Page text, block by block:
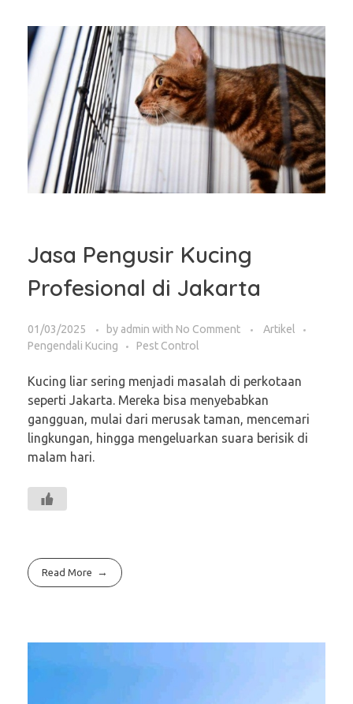
Jasa Pengusir Kucing
Profesional di Jakarta
01/03/2025 by admin with No Comment
Artikel
Pengendali Kucing
Pest Control
Kucing liar sering menjadi masalah di perkotaan
seperti Jakarta. Mereka bisa menyebabkan
gangguan, mulai dari merusak taman, mencemari
lingkungan, hingga mengeluarkan suara berisik di
malam hari.
Read More